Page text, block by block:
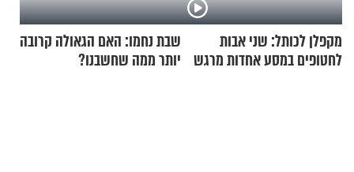
מקפלן לכותל: שני אבות
לחטופים במסע אחדות מרגש
שבת נחמו: האם הגאולה קרובה
יותר ממה שחשבנו?